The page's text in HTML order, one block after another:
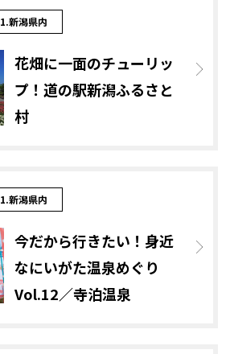
1.新潟県内
花畑に一面のチューリッ
プ！道の駅新潟ふるさと
村
1.新潟県内
今だから行きたい！身近
なにいがた温泉めぐり
Vol.12／寺泊温泉